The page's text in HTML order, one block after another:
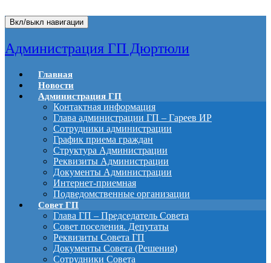
Вкл/выкл навигации
Администрация ГП Дюртюли
Главная
Новости
Администрация ГП
Контактная информация
Глава администрации ГП – Гареев ИР
Сотрудники администрации
График приема граждан
Структура Администрации
Реквизиты Администрации
Документы Администрации
Интернет-приемная
Подведомственные организации
Совет ГП
Глава ГП – Председатель Совета
Совет поселения. Депутаты
Реквизиты Совета ГП
Документы Совета (Решения)
Сотрудники Совета